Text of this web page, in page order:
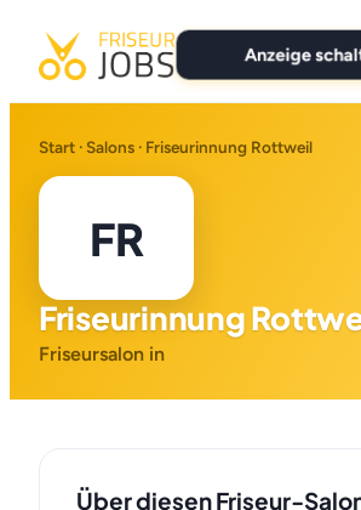
Anzeige
Alle Jobs
Für Bewerber
Marken
Start · Salons · Friseurinnung Rottweil
FR
Friseurinnung
Friseursalon in
Über diesen Friseur-